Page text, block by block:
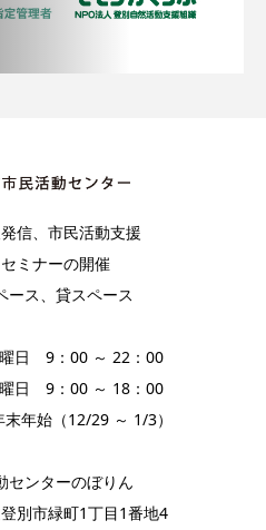
信、市民活動支援
ミナーの開催
ース、貸スペース
日 9：00 ～ 22：00
：00 ～ 18：00
始（12/29 ～ 1/3）
センターのぼりん
別市緑町1丁目1番地4